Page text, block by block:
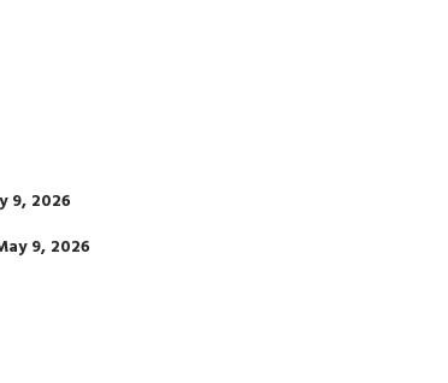
9, 2026
9, 2026